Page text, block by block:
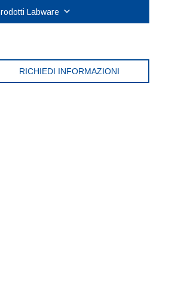
Labware
RICHIEDI INFORMAZIONI